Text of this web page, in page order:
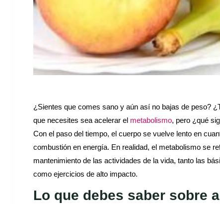
¿Sientes que comes sano y aún así no bajas de peso?
que necesites sea acelerar el metabolismo, pero ¿qué
Con el paso del tiempo, el cuerpo se vuelve lento en
combustión en energía. En realidad, el metabolismo se
mantenimiento de las actividades de la vida, tanto las
como ejercicios de alto impacto.
Lo que debes saber sobre